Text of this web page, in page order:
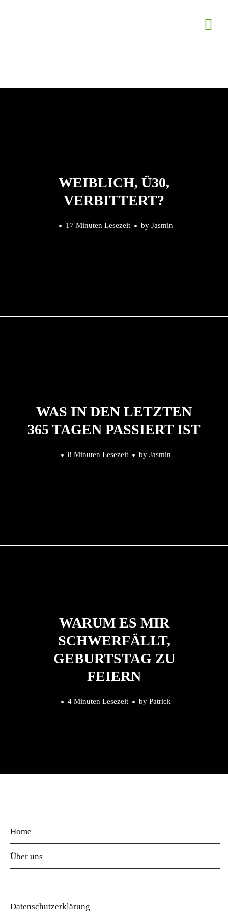
WEIBLICH, Ü30,
VERBITTERT?
17 Minuten Lesezeit by Jasmin
WAS IN DEN LETZTEN
365 TAGEN PASSIERT IST
8 Minuten Lesezeit by Jasmin
WARUM ES MIR
SCHWERFÄLLT,
GEBURTSTAG ZU
FEIERN
4 Minuten Lesezeit by Patrick
Home
Über uns
Datenschutzerklärung